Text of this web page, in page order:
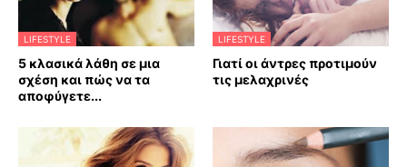
LIFESTYLE
5 κλασικά λάθη σε μια
σχέση και πώς να τα
αποφύγετε...
LIFESTYLE
Γιατί οι άντρες προτιμούν
τις μελαχρινές